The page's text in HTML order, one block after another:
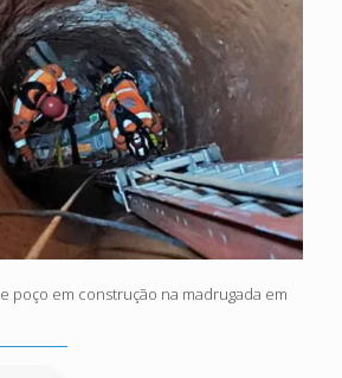
poço em construção na madrugada em